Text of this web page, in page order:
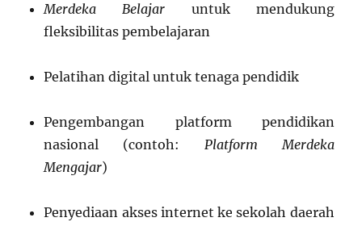
Merdeka Belajar untuk mendukung
fleksibilitas pembelajaran
Pelatihan digital untuk tenaga pendidik
Pengembangan platform pendidikan
nasional (contoh: Platform Merdeka
Mengajar)
Penyediaan akses internet ke sekolah daerah